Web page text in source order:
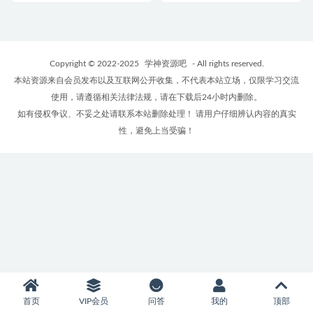
Copyright © 2022-2025 学神资源吧
- All rights reserved.
本站资源来自会员发布以及互联网公开收集，不代表本站立场，仅限学习交流
使用，请遵循相关法律法规，请在下载后24小时内删除。
如有侵权争议、不妥之处请联系本站删除处理！ 请用户仔细辨认内容的真实
性，避免上当受骗！
首页 VIP会员 问答 我的 顶部